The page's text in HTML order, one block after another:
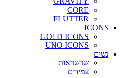
CORE
FLUTTER
ICONS
GOLD ICONS
UNO ICONS
נשים
שרשראות
צמידים